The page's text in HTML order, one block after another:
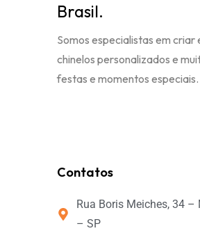
Brasil.
Somos especialistas em
chinelos personalizados e
festas e momentos especiais.
Contatos
Rua Boris Meiches, 34
– SP